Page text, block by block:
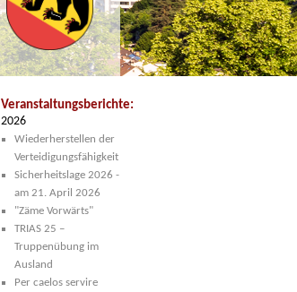
Veranstaltungsberichte:
2026
Wiederherstellen der
Verteidigungsfähigkeit
Sicherheitslage 2026 -
am 21. April 2026
"Zäme Vorwärts"
TRIAS 25 –
Truppenübung im
Ausland
Per caelos servire